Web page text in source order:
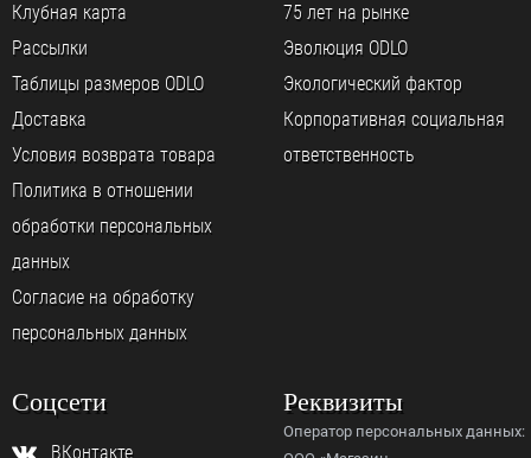
Клубная карта
Рассылки
Таблицы размеров ODLO
Доставка
Условия возврата товара
Политика в отношении
обработки персональных
данных
Согласие на обработку
персональных данных
75 лет на рынке
Эволюция ODLO
Экологический фактор
Корпоративная социальная
ответственность
Соцсети
ВКонтакте
Реквизиты
Оператор персональных данных: